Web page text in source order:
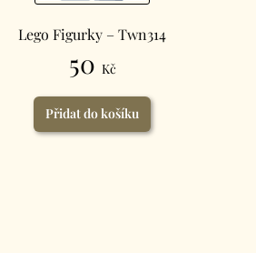
Lego Figurky – Twn314
50 Kč
Přidat do košíku